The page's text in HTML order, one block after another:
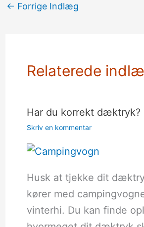
← Forrige Indlæg
Relaterede
Har du korrekt dæktryk?
Skriv en kommentar
Husk at tjekke dit
kører med
vinterhi. Du kan finde